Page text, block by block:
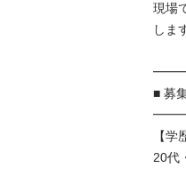
現場
しま
■ 募
【
20代